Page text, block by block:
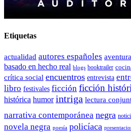
Etiquetas
actualidad autores españoles
basado en hecho real blogs booktrailer
crítica social encuentros entrevista
libro festivales ficción ficción
histórica humor intriga lectura
narrativa contemporánea negra
novela negra poesía policíaca